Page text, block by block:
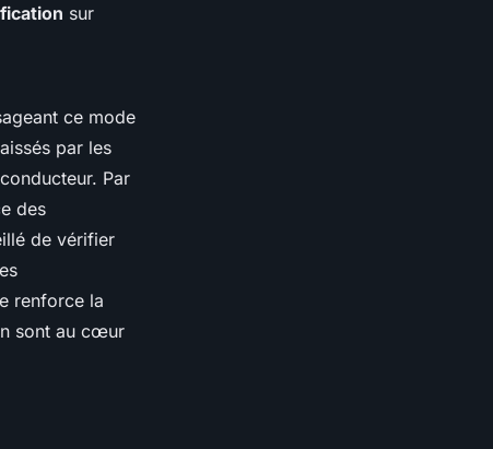
sur
ce mode
par les
Par
des
de vérifier
renforce la
sont au cœur